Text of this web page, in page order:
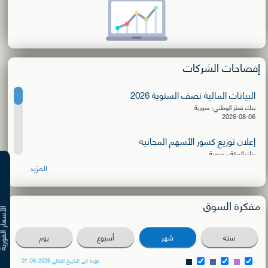
إفصاحات الشركات
البيانات المالية نصف السنوية 2026
بنك قطر الوطني- سورية
2026-08-06
إعلان توزيع كسور الأسهم المجانية
بنك البركة - سورية
البيانات المالية نصف السنوية 2026
الشركة الأهلية للنقل
2026-08-03
دعوة للترشح لعضوية مجلس الإدارة
بنك سورية والمهجر
المزيد
مفكرة السوق
سنة شهر أسبوع يوم
عودة إلى التاريخ الحالي 2026-08-07